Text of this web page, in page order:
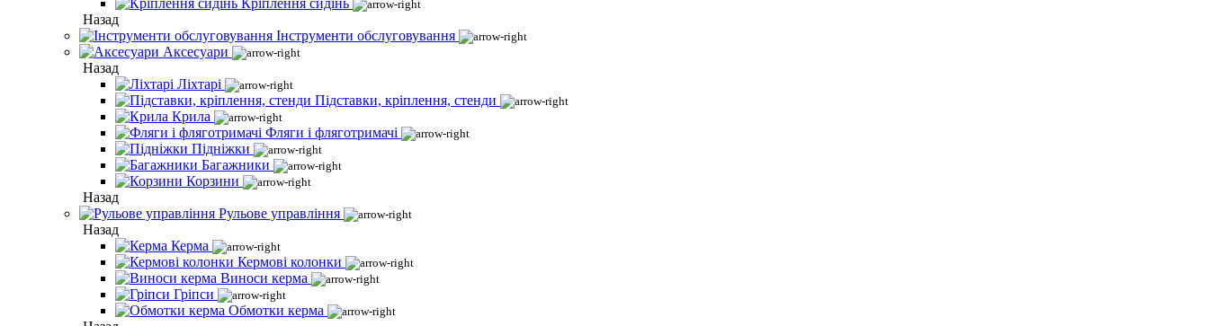
Кріплення сидінь
Назад
Інструменти обслуговування
Аксесуари
Назад
Ліхтарі
Підставки, кріплення, стенди
Крила
Фляги і фляготримачі
Підніжки
Багажники
Корзини
Назад
Рульове управління
Назад
Керма
Кермові колонки
Виноси керма
Гріпси
Обмотки керма